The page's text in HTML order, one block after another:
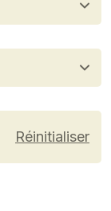
Réinitialiser